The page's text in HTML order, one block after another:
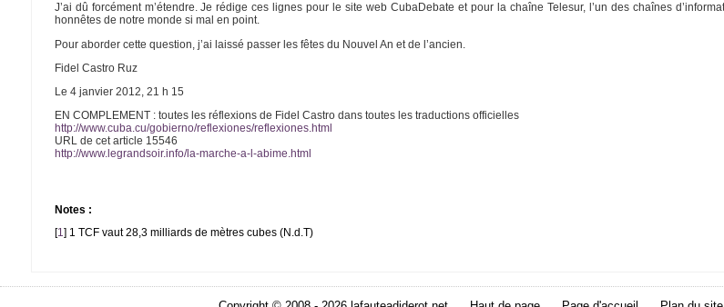
J’ai dû forcément m’étendre. Je rédige ces lignes pour le site web CubaDebate et pour la chaîne Telesur, l’un des chaînes
honnêtes de notre monde si mal en point.
Pour aborder cette question, j’ai laissé passer les fêtes du Nouvel An et de l’ancien.
Fidel Castro Ruz
Le 4 janvier 2012, 21 h 15
EN COMPLEMENT : toutes les réflexions de Fidel Castro dans toutes les traductions officielles
http://www.cuba.cu/gobierno/reflexiones/reflexiones.html
URL de cet article 15546
http://www.legrandsoir.info/la-marche-a-l-abime.html
Notes :
[1 ] 1 TCF vaut 28,3 milliards de mètres cubes (N.d.T)